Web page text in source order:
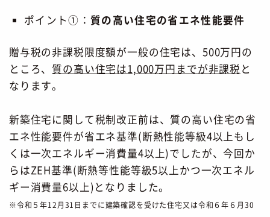
ポイント①：質の高い住宅の省エネ性能要件
贈与税の非課税限度額が一般の住宅は、500万円の
ところ、 質の高い住宅は1,000万円までが非課税 と
なります。
新築住宅に関して税制改正前は、質の高い住宅の省
エネ性能要件が省エネ基準(断熱性能等級4以上もし
くは一次エネルギー消費量4以上)でしたが、今回か
らはZEH基準(断熱等性能等級5以上かつ一次エネル
ギー消費量6以上)となりました。
※令和５年12月31日までに建築確認を受けた住宅又は令和６年６月30